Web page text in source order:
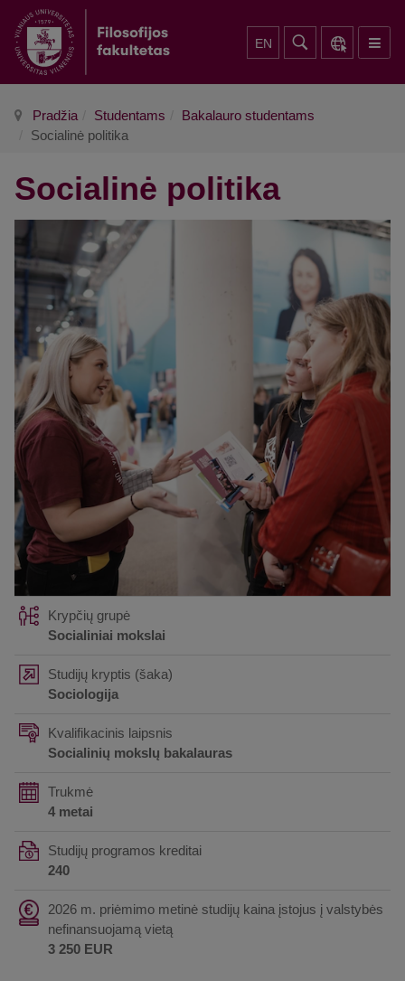
EN
Pradžia Studentams
Bakalauro studentams
Socialinė politika
Socialinė politika
Krypčių grupė
Socialiniai mokslai
Studijų kryptis (šaka)
Sociologija
Kvalifikacinis laipsnis
Socialinių mokslų bakalauras
Trukmė
4 metai
Studijų programos kreditai
240
2026 m. priėmimo metinė studijų kaina įstojus į valstybės
nefinansuojamą vietą
3 250 EUR